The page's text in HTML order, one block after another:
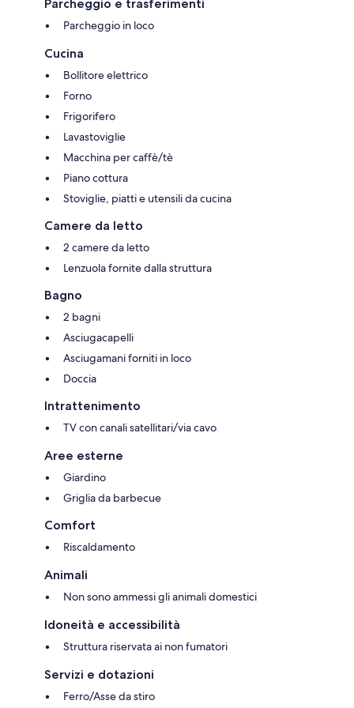
Parcheggio e trasferimenti
Parcheggio in loco
Cucina
Bollitore elettrico
Forno
Frigorifero
Lavastoviglie
Macchina per caffè/tè
Piano cottura
Stoviglie, piatti e utensili da cucina
Camere da letto
2 camere da letto
Lenzuola fornite dalla struttura
Bagno
2 bagni
Asciugacapelli
Asciugamani forniti in loco
Doccia
Intrattenimento
TV con canali satellitari/via cavo
Aree esterne
Giardino
Griglia da barbecue
Comfort
Riscaldamento
Animali
Non sono ammessi gli animali domestici
Idoneità e accessibilità
Struttura riservata ai non fumatori
Servizi e dotazioni
Ferro/Asse da stiro